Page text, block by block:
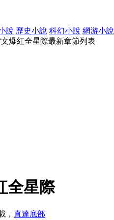
說 歷史小說 科幻小說 網游小說
爆紅全星際最新章節列表
全星際
， 直達底部